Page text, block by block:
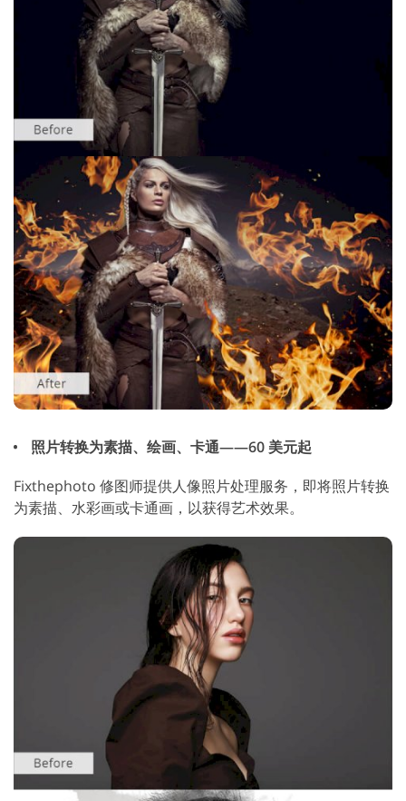
照片转换为素描、绘画、卡通——60 美元起
Fixthephoto 修图师提供人像照片处理服务，即将照片转换
为素描、水彩画或卡通画，以获得艺术效果。